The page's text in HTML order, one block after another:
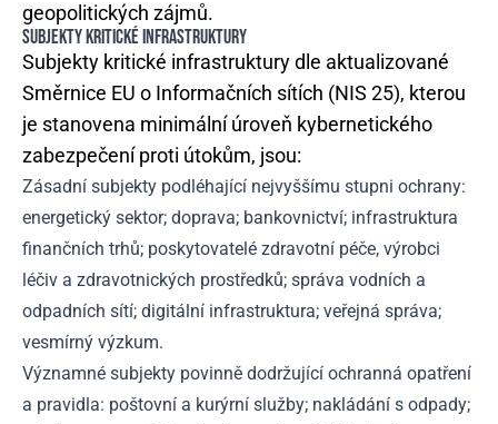
geopolitických zájmů.
SUBJEKTY KRITICKÉ INFRASTRUKTURY
Subjekty kritické infrastruktury dle aktualizované
Směrnice EU o Informačních sítích (NIS 25), kterou
je stanovena minimální úroveň kybernetického
zabezpečení proti útokům, jsou:
Zásadní subjekty podléhající nejvyššímu stupni ochrany:
energetický sektor; doprava; bankovnictví; infrastruktura
finančních trhů; poskytovatelé zdravotní péče, výrobci
léčiv a zdravotnických prostředků; správa vodních a
odpadních sítí; digitální infrastruktura; veřejná správa;
vesmírný výzkum.
Významné subjekty povinně dodržující ochranná opatření
a pravidla: poštovní a kurýrní služby; nakládání s odpady;